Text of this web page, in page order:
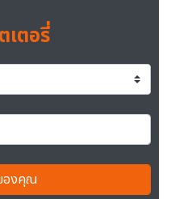
เตอรี่
องคุณ